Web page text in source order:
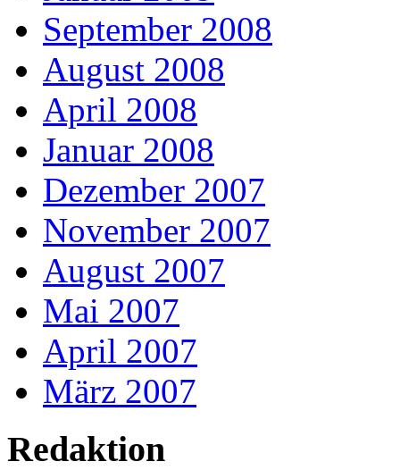
September 2008
August 2008
April 2008
Januar 2008
Dezember 2007
November 2007
August 2007
Mai 2007
April 2007
März 2007
Redaktion